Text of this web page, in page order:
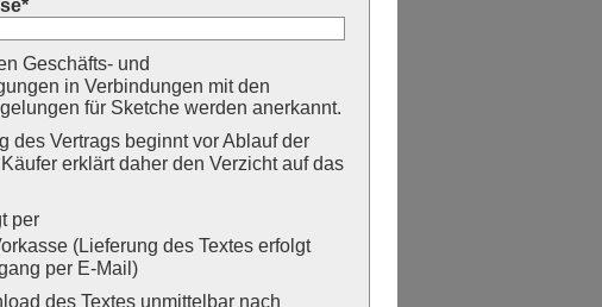
Geschäfts- und
in Verbindungen mit den
für Sketche werden anerkannt.
des Vertrags beginnt vor Ablauf der
erklärt daher den Verzicht auf das
per
(Lieferung des Textes erfolgt
per E-Mail)
des Textes unmittelbar nach